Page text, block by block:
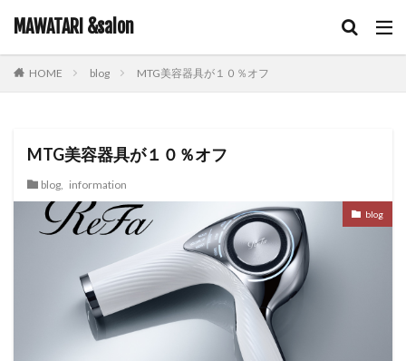
MAWATARI &salon
HOME blog MTG美容器具が１０％オフ
MTG美容器具が１０％オフ
blog, information
blog
タグ
iNOA お客様お勧め お客様コラボ
アプリエカラー
イルミナカラー
オイルカラー
オラプレックス
コテ巻き
シャンプー
スキンケア
スロウカラー ツヤ髪
ビューティーカレッジ
ヘアアレンジ